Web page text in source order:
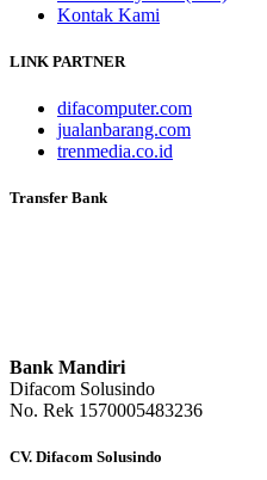
Kontak Kami
LINK PARTNER
difacomputer.com
jualanbarang.com
trenmedia.co.id
Transfer Bank
Bank Mandiri
Difacom Solusindo
No. Rek 1570005483236
CV. Difacom Solusindo